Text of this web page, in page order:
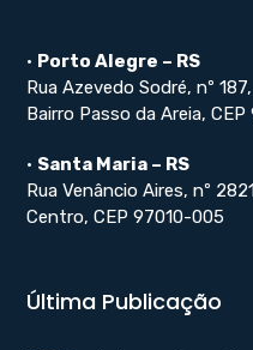
• Porto Alegre – RS
Rua Azevedo Sodré, nº 187,
Bairro Passo da Areia, CEP
• Santa Maria – RS
Rua Venâncio Aires, nº
Centro, CEP 97010-005
Última Publicação